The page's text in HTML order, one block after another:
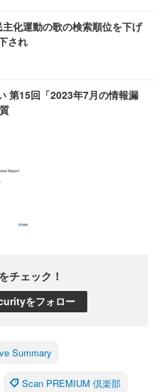
化運動の歌の検索順位を下げ
され
第15回「2023年7月の情報漏
チェック！
をフォロー
Summary
Scan PREMIUM 倶楽部